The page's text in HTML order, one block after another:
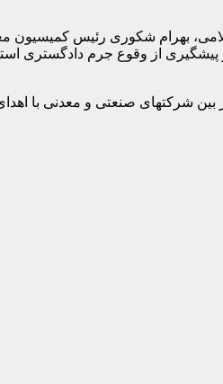
بهرام شکوری رئیس کمیسیون
از وقوع جرم دادگستری
شرکتهای صنعتی و معدنی با